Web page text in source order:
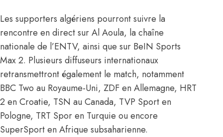
Les supporters algériens pourront suivre la
rencontre en direct sur Al Aoula, la chaîne
nationale de l’ENTV, ainsi que sur BeIN Sports
Max 2. Plusieurs diffuseurs internationaux
retransmettront également le match, notamment
BBC Two au Royaume-Uni, ZDF en Allemagne, HRT
2 en Croatie, TSN au Canada, TVP Sport en
Pologne, TRT Spor en Turquie ou encore
SuperSport en Afrique subsaharienne.